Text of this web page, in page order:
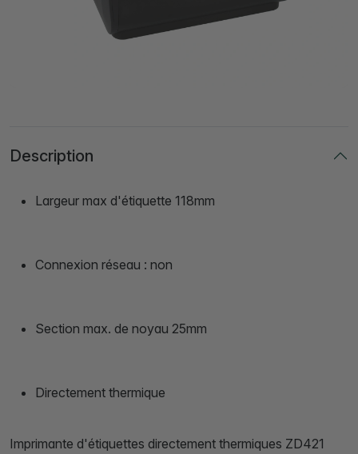
Description
Largeur max d'étiquette 118mm
Connexion réseau : non
Section max. de noyau 25mm
Directement thermique
Imprimante d'étiquettes directement thermiques ZD421